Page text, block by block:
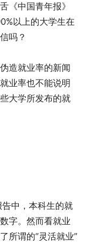
《中国青年报》
以上的大学生在
吗？
造就业率的新闻
业率也不能说明
大学所发布的就
中，本科生的就
字。然而看就业
所谓的“灵活就业”